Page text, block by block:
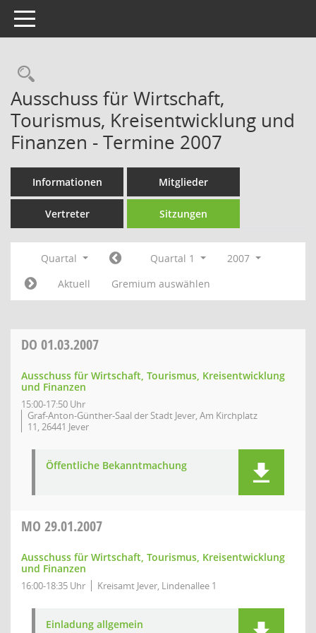
Toggle navigation
Rechercheauswahl
Ausschuss für Wirtschaft,
Tourismus, Kreisentwicklung und
Finanzen - Termine 2007
Informationen Mitglieder
Vertreter Sitzungen
Quartal Quartal 1
2007
Aktuell
Gremium auswählen
DO 01.03.2007
Ausschuss für Wirtschaft, Tourismus, Kreisentwicklung
und Finanzen
15:00-17:50 Uhr
Graf-Anton-Günther-Saal der Stadt Jever, Am Kirchplatz
11, 26441 Jever
Öffentliche Bekanntmachung
MO 29.01.2007
Ausschuss für Wirtschaft, Tourismus, Kreisentwicklung
und Finanzen
16:00-18:35 Uhr Kreisamt Jever, Lindenallee 1
Einladung allgemein